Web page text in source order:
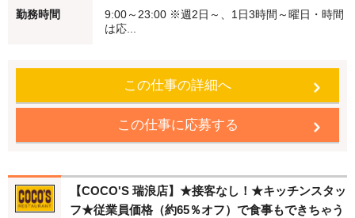
大歓迎♪ 未経験でも安心♪始めはかんたんなお仕事からスタート 働く
券」を進呈します！ ★注文はタッチパネル♪接客未経験者も安心！
注文など難しい作業なし！ ★柔軟な働き方が可能 短時間勤務・扶養
内勤務OK！ 副業・WワークOK 履歴書不要でかんたん応募♪
勤務時間
9:00～23:00 ※週2日～、1日3時間～曜日・時間
は応...
この仕事の詳細へ
この仕事に応募する
【COCO'S 瑞浪店】★接客なし！★キッチンスタッ
フ★従業員価格（約65％オフ）で食事もできちゃう